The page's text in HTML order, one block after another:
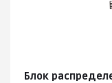
Блок